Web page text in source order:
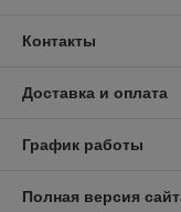
Контакты
Доставка и оплата
График работы
Полная версия